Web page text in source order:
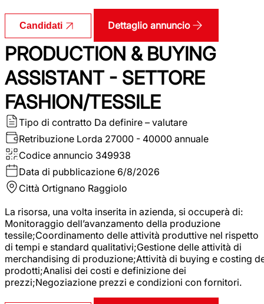
Candidati Dettaglio annuncio
PRODUCTION & BUYING
ASSISTANT - SETTORE
FASHION/TESSILE
Tipo di contratto Da definire – valutare
Retribuzione Lorda 27000 - 40000 annuale
Codice annuncio 349938
Data di pubblicazione 6/8/2026
Città Ortignano Raggiolo
La risorsa, una volta inserita in azienda, si occuperà di:
Monitoraggio dell’avanzamento della produzione
tessile;Coordinamento delle attività produttive nel rispetto
di tempi e standard qualitativi;Gestione delle attività di
merchandising di produzione;Attività di buying e costing
prodotti;Analisi dei costi e definizione dei
prezzi;Negoziazione prezzi e condizioni con fornitori.